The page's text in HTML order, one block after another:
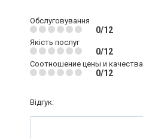
Обслуговування
0/12
Якість послуг
0/12
Соотношение цены и качества
0/12
Відгук: